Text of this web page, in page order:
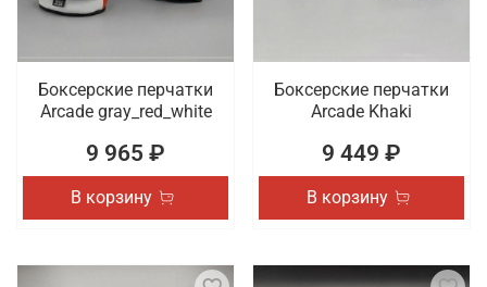
Боксерские перчатки
Arcade gray_red_white
9 965 ₽
В корзину
Боксерские перчатки
Arcade Khaki
9 449 ₽
В корзину